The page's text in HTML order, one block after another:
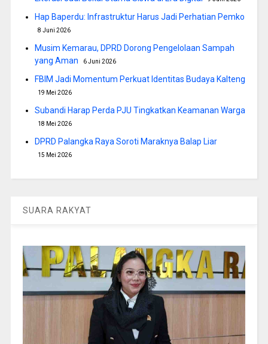
Hap Baperdu: Infrastruktur Harus Jadi Perhatian Pemko
8 Juni 2026
Musim Kemarau, DPRD Dorong Pengelolaan Sampah
yang Aman
6 Juni 2026
FBIM Jadi Momentum Perkuat Identitas Budaya Kalteng
19 Mei 2026
Subandi Harap Perda PJU Tingkatkan Keamanan Warga
18 Mei 2026
DPRD Palangka Raya Soroti Maraknya Balap Liar
15 Mei 2026
SUARA RAKYAT